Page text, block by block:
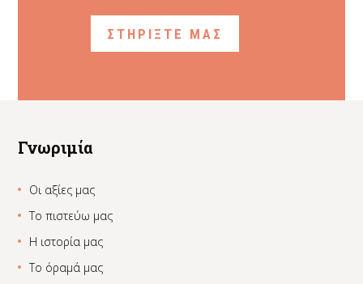
ΣΤΗΡΙΞΤΕ ΜΑΣ
Γνωριμία
Οι αξίες μας
Το πιστεύω μας
Η ιστορία μας
Το όραμά μας